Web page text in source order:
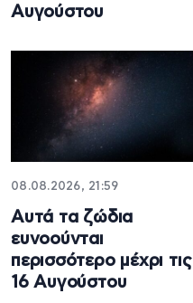
Αυγούστου
08.08.2026, 21:59
Aυτά τα ζώδια
ευνοούνται
περισσότερο μέχρι τις
16 Αυγούστου